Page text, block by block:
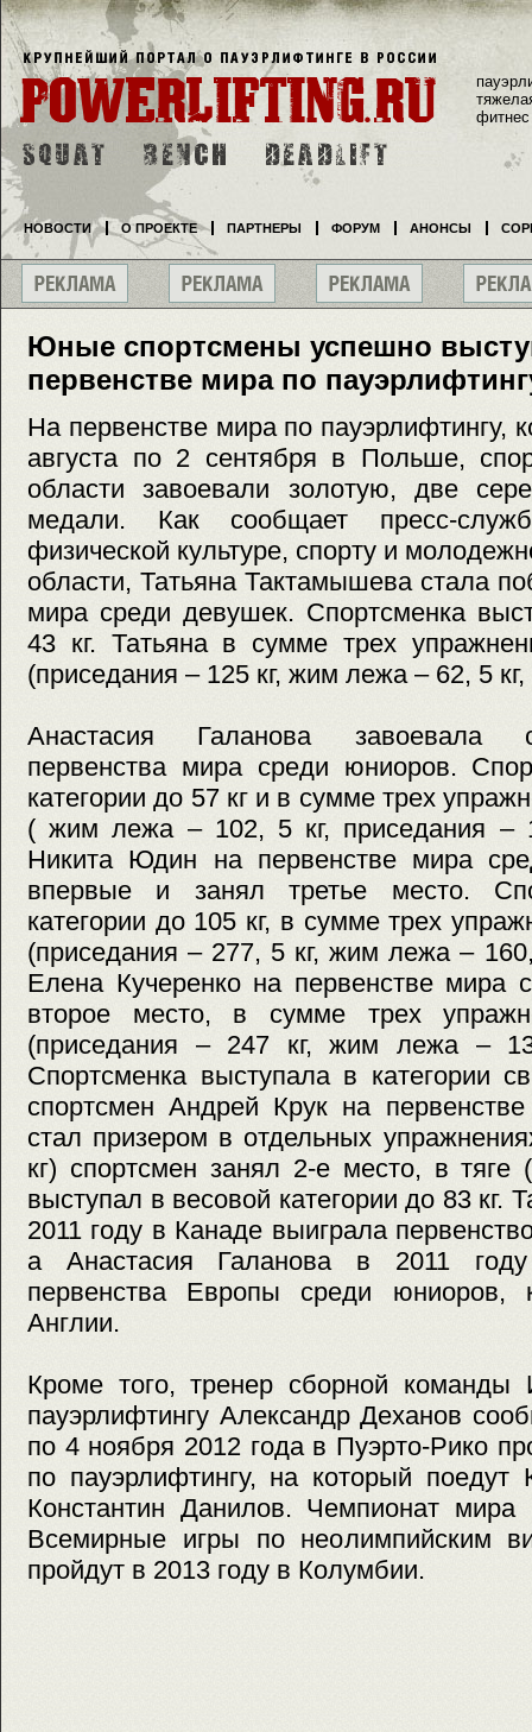
Юные спортсмены успешно
первенстве мира по
На первенстве мира по пауэрлифтингу,
августа по 2 сентября в Польше,
области завоевали золотую, две
медали. Как сообщает пресс-
физической культуре, спорту и
области, Татьяна Тактамышева стала
мира среди девушек. Спортсменка
43 кг. Татьяна в сумме трех
(приседания – 125 кг, жим лежа – 62, 5 кг,
Анастасия Галанова завоевала
первенства мира среди юниоров.
категории до 57 кг и в сумме трех
( жим лежа – 102, 5 кг, приседания –
Никита Юдин на первенстве мира
впервые и занял третье место.
категории до 105 кг, в сумме трех
(приседания – 277, 5 кг, жим лежа –
Елена Кучеренко на первенстве мира
второе место, в сумме трех
(приседания – 247 кг, жим лежа –
Спортсменка выступала в категории
спортсмен Андрей Крук на
стал призером в отдельных
кг) спортсмен занял 2-е место, в
выступал в весовой категории до 83 кг.
2011 году в Канаде выиграла
а Анастасия Галанова в 2011
первенства Европы среди юниоров,
Англии.
Кроме того, тренер сборной команды
пауэрлифтингу Александр Деханов
по 4 ноября 2012 года в Пуэрто-Рико
по пауэрлифтингу, на который поедут
Константин Данилов. Чемпионат
Всемирные игры по неолимпийским
пройдут в 2013 году в Колумбии.
фитнес
НОВОСТИ О ПРОЕКТЕ ПАРТНЕРЫ ФОРУМ АНОНСЫ